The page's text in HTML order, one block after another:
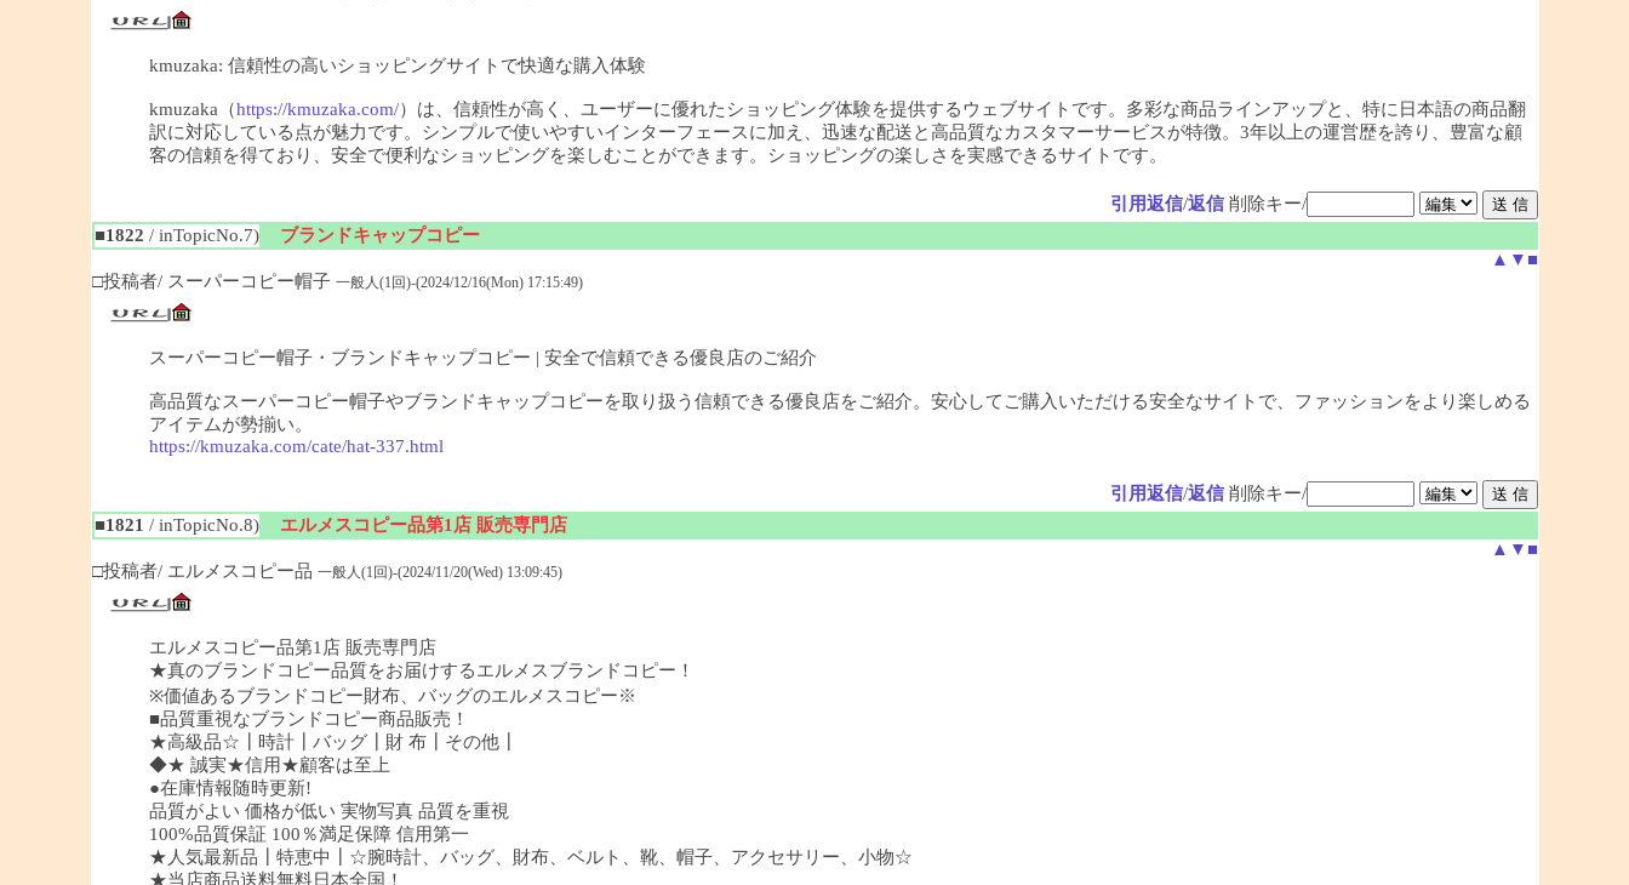
kmuzaka: 信頼性の高いショッピングサイトで快適な購入体験
kmuzaka（https://kmuzaka.com/）は、信頼性が高く、ユーザーに優れたショッピング体験を提供するウェブサイトです。多彩な商品ラインアップと、特に日本語の商品翻
訳に対応している点が魅力です。シンプルで使いやすいインターフェースに加え、迅速な配送と高品質なカスタマーサービスが特徴。3年以上の運営歴を誇り、豊富な顧
客の信頼を得ており、安全で便利なショッピングを楽しむことができます。ショッピングの楽しさを実感できるサイトです。
引用返信/返信 削除キー/
■1822 / inTopicNo.7)
ブランドキャップコピー
▲ ▼ ■
□投稿者/ スーパーコピー帽子 一般人(1回)-(2024/12/16(Mon) 17:15:49)
スーパーコピー帽子・ブランドキャップコピー | 安全で信頼できる優良店のご紹介
高品質なスーパーコピー帽子やブランドキャップコピーを取り扱う信頼できる優良店をご紹介。安心してご購入いただける安全なサイトで、ファッションをより楽しめる
アイテムが勢揃い。
https://kmuzaka.com/cate/hat-337.html
引用返信/返信 削除キー/
■1821 / inTopicNo.8)
エルメスコピー品第1店 販売専門店
▲ ▼ ■
□投稿者/ エルメスコピー品 一般人(1回)-(2024/11/20(Wed) 13:09:45)
エルメスコピー品第1店 販売専門店
★真のブランドコピー品質をお届けするエルメスブランドコピー！
※価値あるブランドコピー財布、バッグのエルメスコピー※
■品質重視なブランドコピー商品販売！
★高級品☆┃時計┃バッグ┃財 布┃その他┃
◆★ 誠実★信用★顧客は至上
●在庫情報随時更新!
品質がよい 価格が低い 実物写真 品質を重視
100%品質保証 100％満足保障 信用第一
★人気最新品┃特恵中┃☆腕時計、バッグ、財布、ベルト、靴、帽子、アクセサリー、小物☆
★当店商品送料無料日本全国！